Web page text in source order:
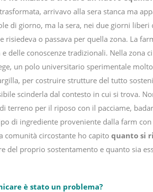
arrivavo alla sera stanca ma
di giorno, ma la sera, nei due giorni
o passava per quella zona. La
e delle conoscenze tradizionali. Nella zona
un polo universitario sperimentale
per costruire strutture del tutto
scinderla dal contesto in cui si trova.
terreno per il riposo con il pacciame,
di ingrediente proveniente dalla farm
comunità circostante ho capito quanto si
del proprio sostentamento e quanto sia
è stato un problema?